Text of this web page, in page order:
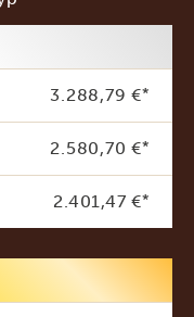
3.288,79 €*
2.580,70 €*
2.401,47 €*